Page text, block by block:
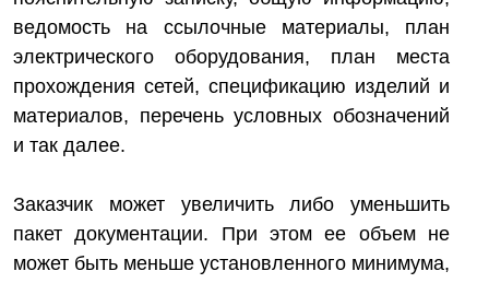
ведомость на ссылочные материалы, план
электрического оборудования, план места
прохождения сетей, спецификацию изделий и
материалов, перечень условных обозначений
и так далее.
Заказчик может увеличить либо уменьшить
пакет документации. При этом ее объем не
может быть меньше установленного минимума,